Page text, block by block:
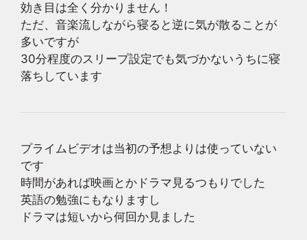
効き目は全く分かりません！
ただ、音楽流しながら寝ると逆に気が散ることが
多いですが
30分程度のスリープ設定でも気づかないうちに寝
落ちしています
プライムビデオは当初の予想よりは使っていない
です
時間があれば映画とかドラマ見るつもりでした
英語の勉強にもなりますし
ドラマは短いから何回か見ました